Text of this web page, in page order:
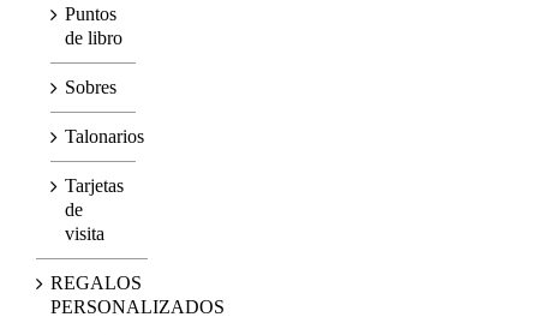
Puntos
de libro
Sobres
Talonarios
Tarjetas
de
visita
REGALOS
PERSONALIZADOS